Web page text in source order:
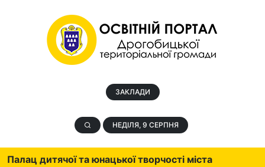
ЗАКЛАДИ
НЕДІЛЯ, 9 СЕРПНЯ
Палац дитячої та юнацької творчості міста